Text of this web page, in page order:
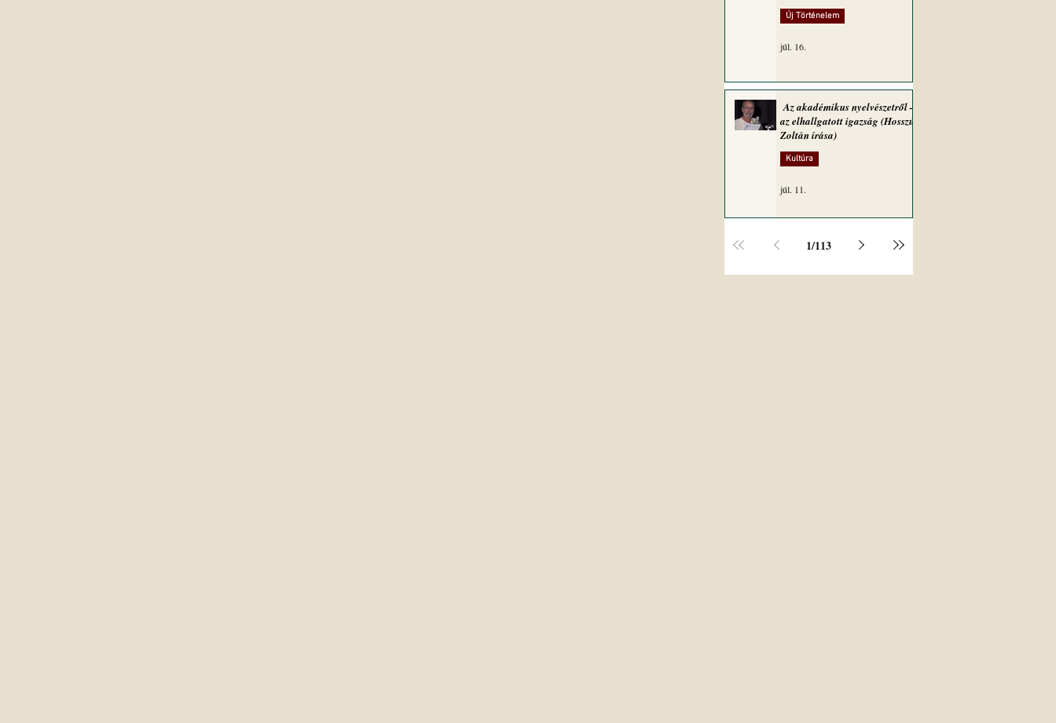
Új Történelem
júl. 16.
Az akadémikus nyelvészetről –
az elhallgatott igazság (Hosszú
Zoltán írása)
Kultúra
júl. 11.
1/113